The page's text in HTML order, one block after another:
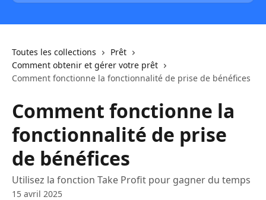
Toutes les collections
Prêt
Comment obtenir et gérer votre prêt
Comment fonctionne la fonctionnalité de prise de bénéfices
Comment fonctionne la
fonctionnalité de prise
de bénéfices
Utilisez la fonction Take Profit pour gagner du temps
15 avril 2025